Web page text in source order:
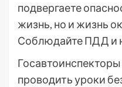
подвергаете
жизнь, но и жизнь
Соблюдайте ПДД и
проводить уроки